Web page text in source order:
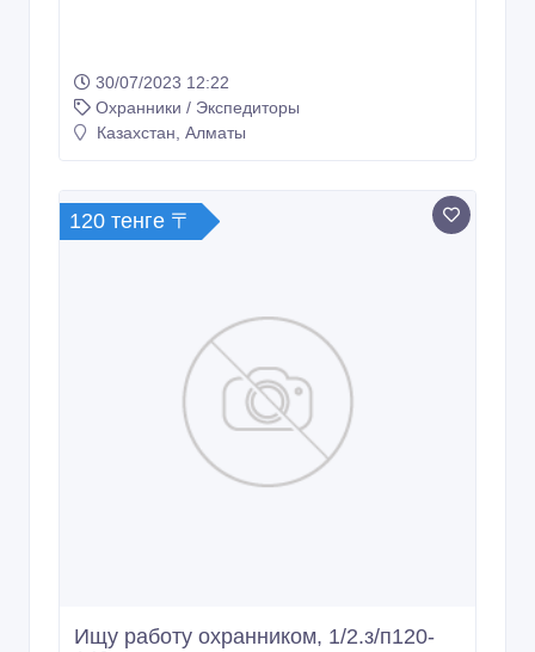
30/07/2023 12:22
Охранники / Экспедиторы
Казахстан, Алматы
120 тенге 〒
Ищу работу охранником, 1/2.з/п120-